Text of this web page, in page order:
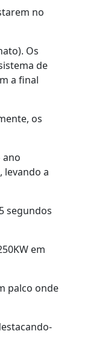
no
Os
de
a final
os
ano
levando a
segundos
em
palco onde